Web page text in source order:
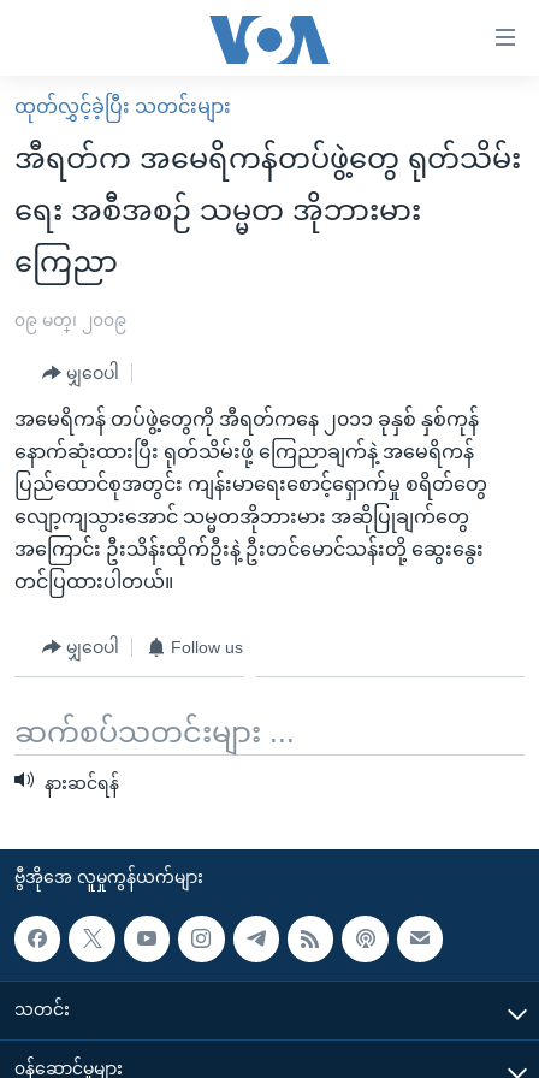
လွယ်ကူ
စေ
Link
များ
ပင်မ
ကျော်
ကြည့်
ရန်
ပင်မ
အ
ညွန်း
ကျော်
ရန်
ရှာဖွေ
သို့
ရန်
မူလစာမျက်နှာ
မြန်မာ
ကမ္ဘာ့သတင်းများ
နိုင်ငံတကာ
အစ္စရေး-ပါလက်စတိုင်း
ဗွီဒီယို
အင်္ဂလိပ်စာလေ့လာမယ်
အမေရိကန်သုံးအီဒီယံ
မကြေးမုံရဲ့ အင်္ဂလိပ်စာ
ရုပ်ရှင်ထဲက အင်္ဂလိပ်စာ
သုတပဒေသာ အင်္ဂလိပ်စာ
အပတ်စဉ်ကဏ္ဍများ
ရေဒီယို
တီဗွီ
ရေဒီယိုနှင့်ရုပ်သံ အချက်အလက်များ
ရေဒီယို/တီဗွီအစီအစဉ်
Learning English
ဗွီအိုအေ လူမှုကွန်ယက်များ
ဘာသာစကားများ
ထုတ်လွှင့်ခဲ့ပြီး သတင်းများ
အီရတ်က အမေရိကန်တပ်ဖွဲ့တွေ ရုတ်သိမ်း
ရေး အစီအစဉ် သမ္မတ အိုဘားမား
ကြေညာ
၀၉ မတ္၊ ၂၀၀၉
မျှဝေပါ
အမေရိကန် တပ်ဖွဲ့တွေကို အီရတ်ကနေ ၂၀၁၁ ခုနှစ် နှစ်ကုန်
နောက်ဆုံးထားပြီး ရုတ်သိမ်းဖို့ ကြေညာချက်နဲ့ အမေရိကန်
ပြည်ထောင်စုအတွင်း ကျန်းမာရေးစောင့်ရှောက်မှု စရိတ်တွေ
လျော့ကျသွားအောင် သမ္မတအိုဘားမား အဆိုပြုချက်တွေ
အကြောင်း ဦးသိန်းထိုက်ဦးနဲ့ ဦးတင်မောင်သန်းတို့ ဆွေးနွေး
တင်ပြထားပါတယ်။
မျှဝေပါ Follow us
ဆက်စပ်သတင်းများ ...
နားဆင်ရန်
ဗွီအိုအေ လူမှုကွန်ယက်များ
သတင်း
၀န်ဆောင်မှုများ